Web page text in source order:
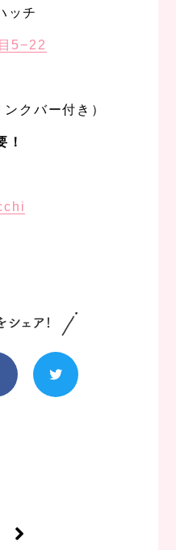
ッチ
5−22
クバー付き）
！